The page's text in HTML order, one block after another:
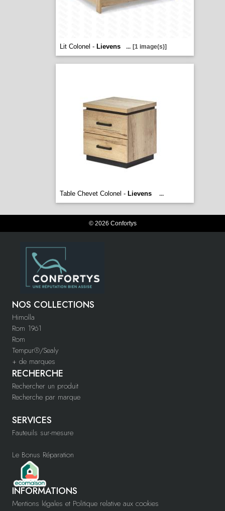
Lit Colonel - Lievens ... [1 image(s)]
Table Chevet Colonel - Lievens ...
© 2026 Confortys
NOS COLLECTIONS
Himolla
Rom 1961
Rom
Tempur®/Sealy
+ de marques
RECHERCHE
Rechercher un produit
Recherche par marque
SERVICES
Fauteuils sur-mesure
Le Bonus Réparation
INFORMATIONS
Mentions légales et Politique relative aux cookies